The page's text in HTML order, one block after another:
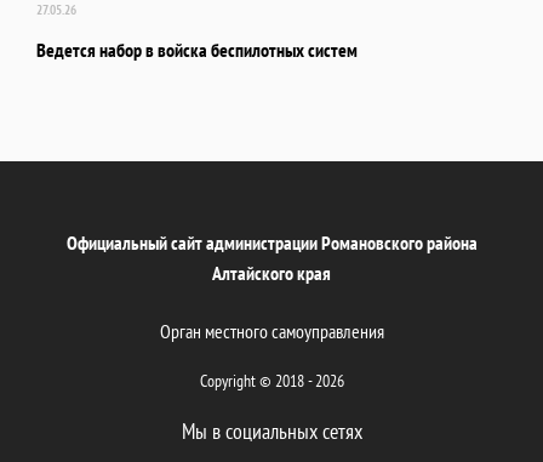
27.05.26
Ведется набор в войска беспилотных систем
Официальный сайт администрации Романовского района
Алтайского края
Орган местного самоуправления
Copyright © 2018 - 2026
Мы в социальных сетях